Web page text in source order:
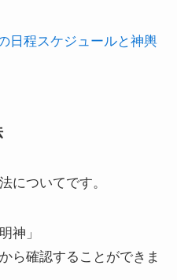
日程スケジュールと神輿
についてです。
神」
ら確認することができま